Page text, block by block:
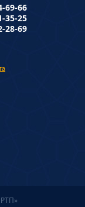
69-66
35-25
28-69